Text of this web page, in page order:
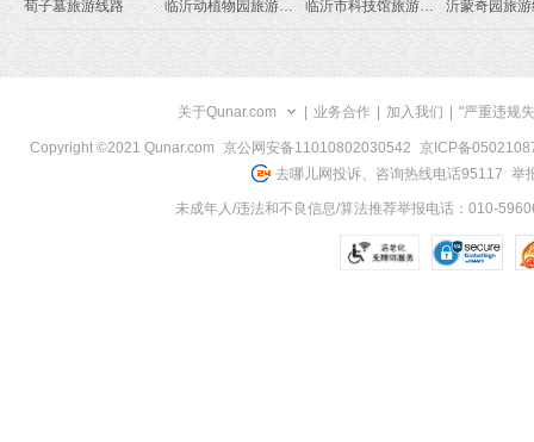
荀子墓旅游线路
临沂动植物园旅游区旅游线路 临沂市科技馆旅游线路 沂蒙奇园旅
关于Qunar.com 业务合作 加入我们 "严重违规
Copyright ©2021 Qunar.com 京公网安备11010802030542
京ICP备
去哪儿网投诉、咨询热线电话95117 举
未成年人/违法和不良信息/算法推荐举报电话：010-